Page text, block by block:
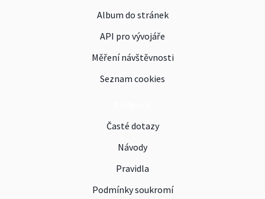
Album do stránek
API pro vývojáře
Měření návštěvnosti
Seznam cookies
Časté dotazy
Návody
Pravidla
Podmínky soukromí